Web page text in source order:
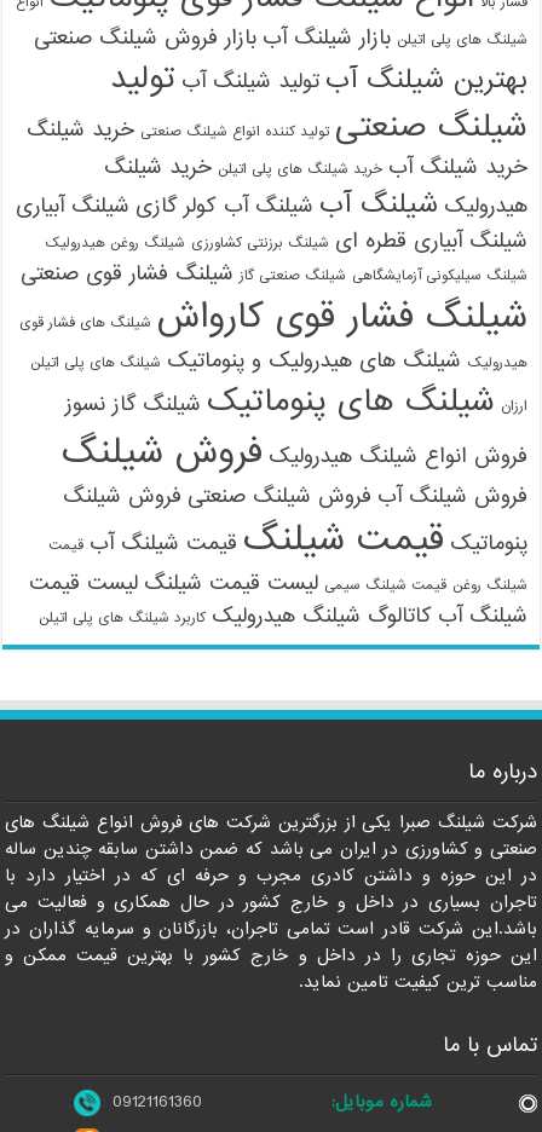
شیلنگ های پلی اتیلن بازار شیلنگ آب بازار فروش شیلنگ صنعتی
بهترین شیلنگ آب تولید شیلنگ آب تولید
شیلنگ صنعتی تولید کننده انواع شیلنگ صنعتی خرید شیلنگ
خرید شیلنگ آب خرید شیلنگ های پلی اتیلن خرید شیلنگ
هیدرولیک شیلنگ آب شیلنگ آب کولر گازی شیلنگ آبیاری
شیلنگ آبیاری قطره ای شیلنگ برزنتی کشاورزی شیلنگ روغن هیدرولیک
شیلنگ سیلیکونی آزمایشگاهی شیلنگ صنعتی گاز شیلنگ فشار قوی صنعتی
شیلنگ فشار قوی کارواش شیلنگ های فشار قوی
هیدرولیک شیلنگ های هیدرولیک و پنوماتیک شیلنگ های پلی اتیلن
ارزان شیلنگ های پنوماتیک شیلنگ گاز نسوز
فروش انواع شیلنگ هیدرولیک فروش شیلنگ
فروش شیلنگ آب فروش شیلنگ صنعتی فروش شیلنگ
پنوماتیک قیمت شیلنگ قیمت شیلنگ آب قیمت
شیلنگ روغن قیمت شیلنگ سیمی لیست قیمت شیلنگ لیست قیمت
شیلنگ آب کاتالوگ شیلنگ هیدرولیک کاربرد شیلنگ های پلی اتیلن
درباره ما
شرکت شیلنگ صبرا یکی از بزرگترین شرکت های فروش انواع شیلنگ های
صنعتی و کشاورزی در ایران می باشد که ضمن داشتن سابقه چندین ساله
در این حوزه و داشتن کادری مجرب و حرفه ای که در اختیار دارد با
تاجران بسیاری در داخل و خارج کشور در حال همکاری و فعالیت می
باشد.این شرکت قادر است تمامی تاجران، بازرگانان و سرمایه گذاران در
این حوزه تجاری را در داخل و خارج کشور با بهترین قیمت ممکن و
مناسب ترین کیفیت تامین نماید.
تماس با ما
شماره موبایل:
09121161360